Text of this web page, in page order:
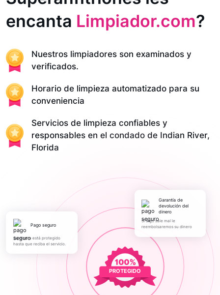
encanta Limpiador.com?
Nuestros limpiadores son examinados y
verificados.
Horario de limpieza automatizado para su
conveniencia
Servicios de limpieza confiables y
responsables en el condado de Indian River,
Florida
PROTEGIDO
pago seguro
Su dinero está protegido
hasta que reciba el servicio.
Garantía de
devolución del
dinero
Si algo sale mal le
reembolsaremos su dinero